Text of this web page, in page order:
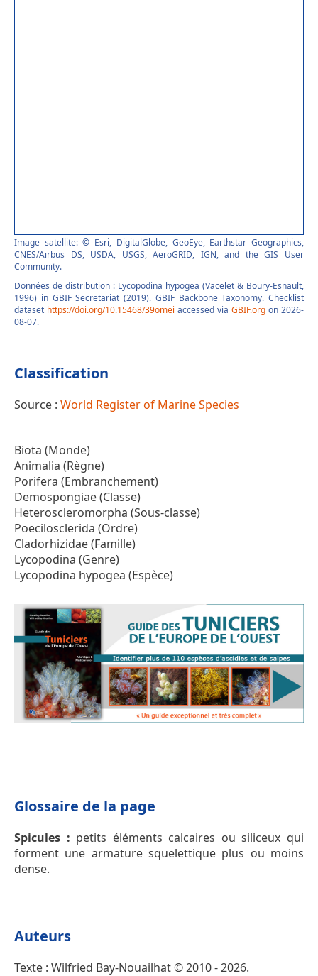
Image satellite: © Esri, DigitalGlobe, GeoEye, Earthstar Geographics,
CNES/Airbus DS, USDA, USGS, AeroGRID, IGN, and the GIS User
Community.
Données de distribution : Lycopodina hypogea (Vacelet & Boury-Esnault,
1996) in GBIF Secretariat (2019). GBIF Backbone Taxonomy. Checklist
dataset https://doi.org/10.15468/39omei accessed via GBIF.org on 2026-
08-07.
Classification
Source : World Register of Marine Species
Biota (Monde)
Animalia (Règne)
Porifera (Embranchement)
Demospongiae (Classe)
Heteroscleromorpha (Sous-classe)
Poecilosclerida (Ordre)
Cladorhizidae (Famille)
Lycopodina (Genre)
Lycopodina hypogea (Espèce)
Glossaire de la page
Spicules : petits éléments calcaires ou siliceux qui
forment une armature squelettique plus ou moins
dense.
Auteurs
Texte : Wilfried Bay-Nouailhat © 2010 - 2026.